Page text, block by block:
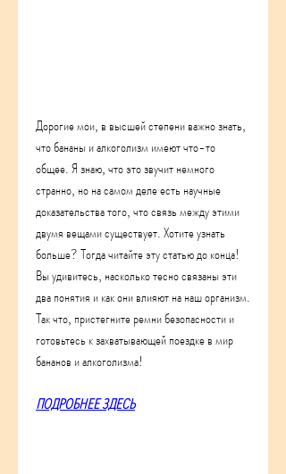
Дорогие мои, в высшей степени важно знать,
что бананы и алкоголизм имеют что-то
общее. Я знаю, что это звучит немного
странно, но на самом деле есть научные
доказательства того, что связь между этими
двумя вещами существует. Хотите узнать
больше? Тогда читайте эту статью до конца!
Вы удивитесь, насколько тесно связаны эти
два понятия и как они влияют на наш организм.
Так что, пристегните ремни безопасности и
готовьтесь к захватывающей поездке в мир
бананов и алкоголизма!
ПОДРОБНЕЕ ЗДЕСЬ